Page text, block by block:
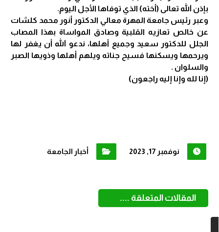
بإذن الله تعالى (أخته) الذي توفاها الأجل اليوم.
وعبر رئيس جامعة المهرة معالي الدكتور أنور محمد كلشات
عن خالص تعازيه القلبية وصادق المواساة بهذا المصاب
الجلل للدكتور سعيد وجميع أهلها، ندعو الله أن يغفر لها
ويرحمها ويسكنها فسيح جناته ويلهم أهلها وذويها الصبر
والسلوان .
(إنا لله وإنا إليه راجعون)
نوفمبر 17, 2023 أخبار الجامعة
المقالات المتعلقة ....